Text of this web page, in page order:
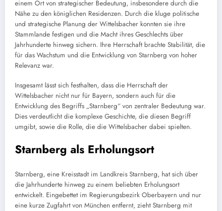
einem Ort von strategischer Bedeutung, insbesondere durch die
Nähe zu den königlichen Residenzen. Durch die kluge politische
und strategische Planung der Wittelsbacher konnten sie ihre
Stammlande festigen und die Macht ihres Geschlechts über
Jahrhunderte hinweg sichern. Ihre Herrschaft brachte Stabilität, die
für das Wachstum und die Entwicklung von Starnberg von hoher
Relevanz war.
Insgesamt lässt sich festhalten, dass die Herrschaft der
Wittelsbacher nicht nur für Bayern, sondern auch für die
Entwicklung des Begriffs „Starnberg“ von zentraler Bedeutung war.
Dies verdeutlicht die komplexe Geschichte, die diesen Begriff
umgibt, sowie die Rolle, die die Wittelsbacher dabei spielten.
Starnberg als Erholungsort
Starnberg, eine Kreisstadt im Landkreis Starnberg, hat sich über
die Jahrhunderte hinweg zu einem beliebten Erholungsort
entwickelt. Eingebettet im Regierungsbezirk Oberbayern und nur
eine kurze Zugfahrt von München entfernt, zieht Starnberg mit